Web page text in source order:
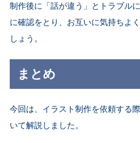
制作後に「話が違う」とトラブル
に確認をとり、お互いに気持ちよ
しょう。
まとめ
今回は、イラスト制作を依頼する
いて解説しました。